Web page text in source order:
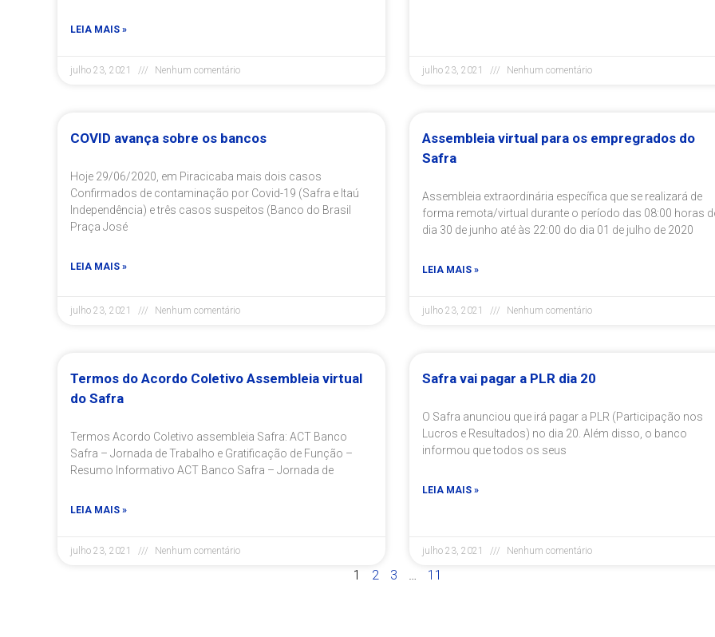
LEIA MAIS »
julho 23, 2021 Nenhum comentário julho 23, 2021 Nenhum comentário
COVID avança sobre os bancos
Hoje 29/06/2020, em Piracicaba mais dois casos
Confirmados de contaminação por Covid-19 (Safra e Itaú
Independência) e três casos suspeitos (Banco do Brasil
Praça José
LEIA MAIS »
julho 23, 2021 Nenhum comentário
Assembleia virtual para os empregrados do
Safra
Assembleia extraordinária específica que se realizará de
forma remota/virtual durante o período das 08:00 horas
dia 30 de junho até às 22:00 do dia 01 de julho de 2020
LEIA MAIS »
julho 23, 2021 Nenhum comentário
Termos do Acordo Coletivo Assembleia virtual
do Safra
Termos Acordo Coletivo assembleia Safra: ACT Banco
Safra – Jornada de Trabalho e Gratificação de Função –
Resumo Informativo ACT Banco Safra – Jornada de
LEIA MAIS »
julho 23, 2021 Nenhum comentário
Safra vai pagar a PLR dia 20
O Safra anunciou que irá pagar a PLR (Participação nos
Lucros e Resultados) no dia 20. Além disso, o banco
informou que todos os seus
LEIA MAIS »
julho 23, 2021 Nenhum comentário
1 2 3 … 11